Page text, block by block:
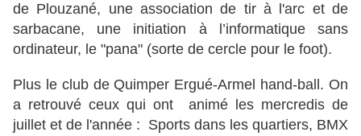
de Plouzané, une association de tir à l'arc et de
sarbacane, une initiation à l’informatique sans
ordinateur, le "pana" (sorte de cercle pour le foot).
Plus le club de Quimper Ergué-Armel hand-ball. On
a retrouvé ceux qui ont animé les mercredis de
juillet et de l'année : Sports dans les quartiers, BMX